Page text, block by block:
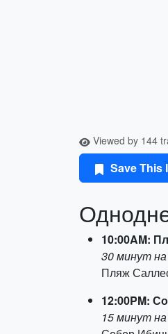
Viewed by 144
Save This
10:00AM:
30 минут
Пляж
12:00PM:
15 минут